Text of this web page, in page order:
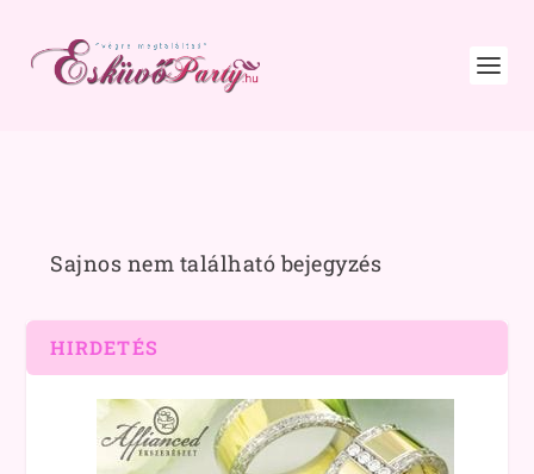
Sajnos nem található bejegyzés
HIRDETÉS